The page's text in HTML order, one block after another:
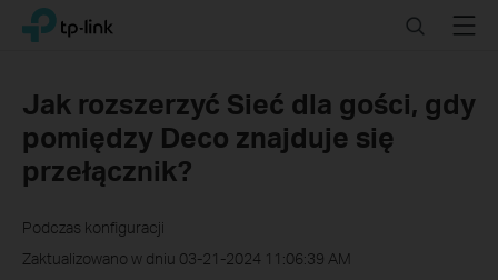
Click
navigation
TP-Link, Reliably Smart SearchMenu
Jak rozszerzyć Sieć dla gości, gdy
pomiędzy Deco znajduje się
przełącznik?
Podczas konfiguracji
Zaktualizowano w dniu 03-21-2024 11:06:39 AM